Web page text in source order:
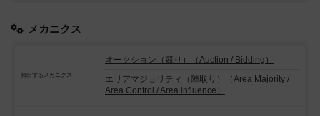
メカニクス
頻出するメカニクス
オークション（競り）（Auction / Bidding）
エリアマジョリティ（陣取り）（Area Majority /
Area Control / Area influence）